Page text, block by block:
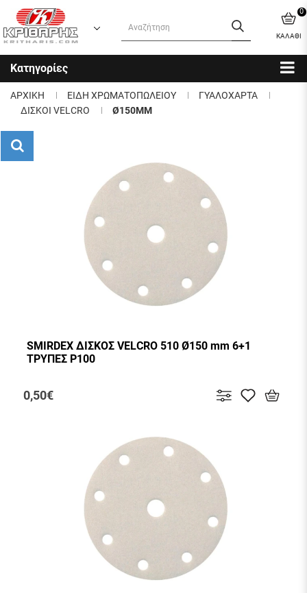
ΚΑΛΑΘΙ
0
Κατηγορίες
ΑΡΧΙΚΗ ΕΙΔΗ ΧΡΩΜΑΤΟΠΩΛΕΙΟΥ
ΓΥΑΛΟΧΑΡΤΑ
ΔΙΣΚΟΙ VELCRO
Ø150MM
SMIRDEX ΔΙΣΚΟΣ VELCRO 510 Ø150 mm 6+1
ΤΡΥΠΕΣ P100
0,50€